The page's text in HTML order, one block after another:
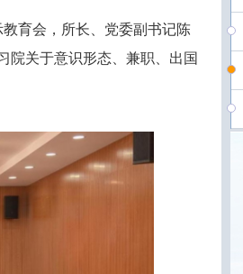
育会，所长、党委副书记陈
院关于意识形态、兼职、出国